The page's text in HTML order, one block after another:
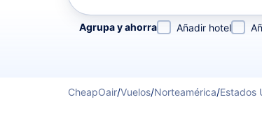
Refina tu búsqueda por aerolínea, por
Agrupa y ahorra Añadir hotel
CheapOair/Vuelos/Norteamérica/Estados